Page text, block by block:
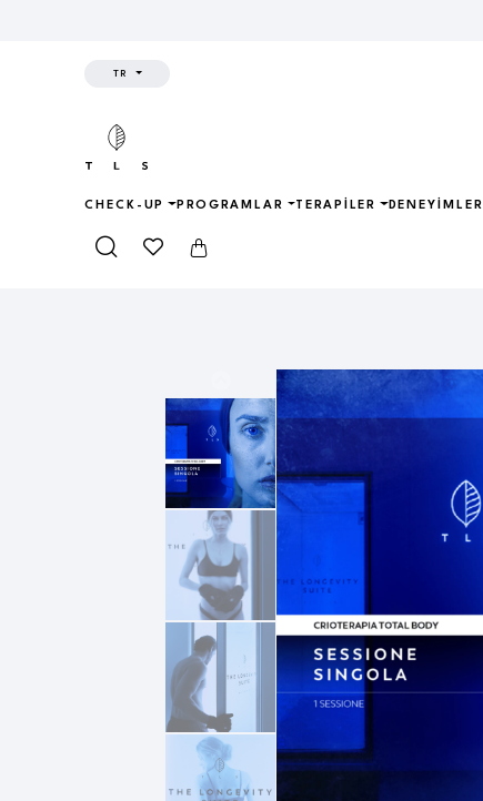
TR
CHECK-UP PROGRAMLAR TERAPILER DENEYIMLER
Anasayfa